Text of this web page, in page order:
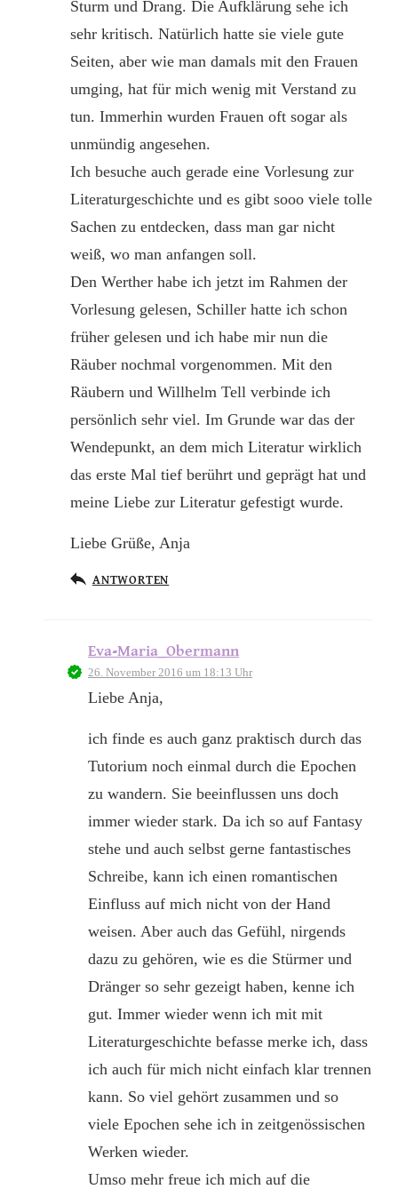
Sturm und Drang. Die Aufklärung sehe ich
sehr kritisch. Natürlich hatte sie viele gute
Seiten, aber wie man damals mit den Frauen
umging, hat für mich wenig mit Verstand zu
tun. Immerhin wurden Frauen oft sogar als
unmündig angesehen.
Ich besuche auch gerade eine Vorlesung zur
Literaturgeschichte und es gibt sooo viele tolle
Sachen zu entdecken, dass man gar nicht
weiß, wo man anfangen soll.
Den Werther habe ich jetzt im Rahmen der
Vorlesung gelesen, Schiller hatte ich schon
früher gelesen und ich habe mir nun die
Räuber nochmal vorgenommen. Mit den
Räubern und Willhelm Tell verbinde ich
persönlich sehr viel. Im Grunde war das der
Wendepunkt, an dem mich Literatur wirklich
das erste Mal tief berührt und geprägt hat und
meine Liebe zur Literatur gefestigt wurde.
Liebe Grüße, Anja
ANTWORTEN
Eva-Maria_Obermann
26. November 2016 um 18:13 Uhr
Liebe Anja,
ich finde es auch ganz praktisch durch das
Tutorium noch einmal durch die Epochen
zu wandern. Sie beeinflussen uns doch
immer wieder stark. Da ich so auf Fantasy
stehe und auch selbst gerne fantastisches
Schreibe, kann ich einen romantischen
Einfluss auf mich nicht von der Hand
weisen. Aber auch das Gefühl, nirgends
dazu zu gehören, wie es die Stürmer und
Dränger so sehr gezeigt haben, kenne ich
gut. Immer wieder wenn ich mit mit
Literaturgeschichte befasse merke ich, dass
ich auch für mich nicht einfach klar trennen
kann. So viel gehört zusammen und so
viele Epochen sehe ich in zeitgenössischen
Werken wieder.
Umso mehr freue ich mich auf die